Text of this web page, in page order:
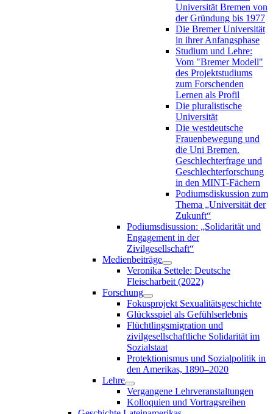
Universität Bremen von
der Gründung bis 1977
Die Bremer Universität
in ihrer Anfangsphase
Studium und Lehre:
Vom "Bremer Modell"
des Projektstudiums
zum Forschenden
Lernen als Profil
Die pluralistische
Universität
Die westdeutsche
Frauenbewegung und
die Uni Bremen.
Geschlechterfrage und
Geschlechterforschung
in den MINT-Fächern
Podiumsdiskussion zum
Thema „Universität der
Zukunft“
Podiumsdisussion: „Solidarität und
Engagement in der
Zivilgesellschaft“
Medienbeiträge
Veronika Settele: Deutsche
Fleischarbeit (2022)
Forschung
Fokusprojekt Sexualitätsgeschichte
Glücksspiel als Gefühlserlebnis
Flüchtlingsmigration und
zivilgesellschaftliche Solidarität im
Sozialstaat
Protektionismus und Sozialpolitik in
den Amerikas, 1890–2020
Lehre
Vergangene Lehrveranstaltungen
Kolloquien und Vortragsreihen